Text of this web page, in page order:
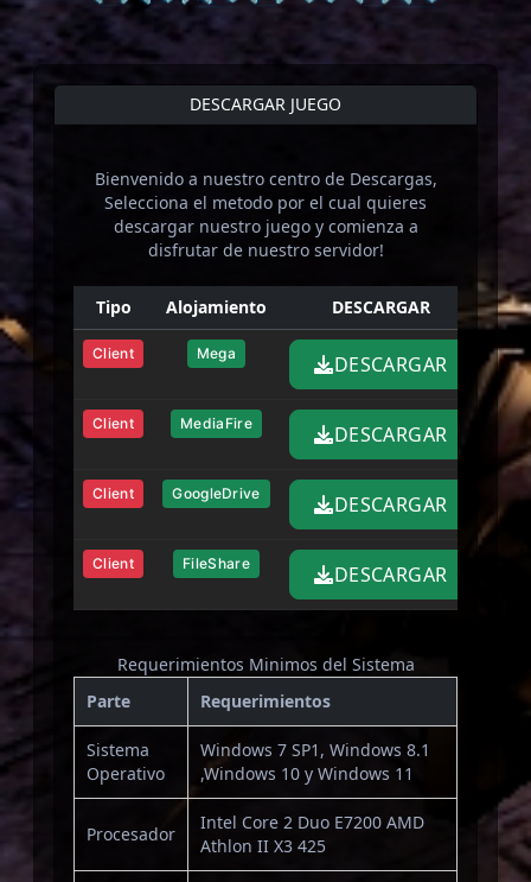
DESCARGAR JUEGO
Bienvenido a nuestro centro de Descargas,
Selecciona el metodo por el cual quieres
descargar nuestro juego y comienza a
disfrutar de nuestro servidor!
Tipo Alojamiento DESCARGAR
Client Mega DESCARGAR
Client MediaFire DESCARGAR
Client GoogleDrive DESCARGAR
Client FileShare DESCARGAR
Requerimientos Minimos del Sistema
Parte
Requerimientos
Sistema
Operativo
Windows 7 SP1, Windows 8.1
,Windows 10 y Windows 11
Procesador
Intel Core 2 Duo E7200 AMD
Athlon II X3 425